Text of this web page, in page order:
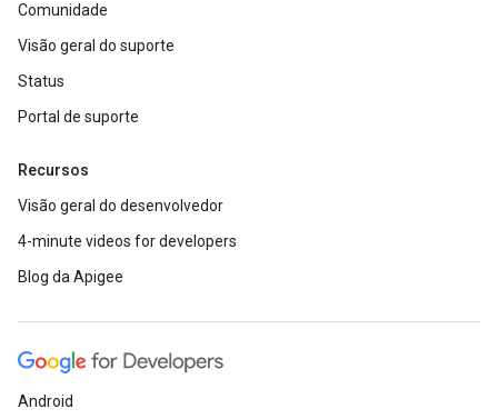
Comunidade
Visão geral do suporte
Status
Portal de suporte
Recursos
Visão geral do desenvolvedor
4-minute videos for developers
Blog da Apigee
Android